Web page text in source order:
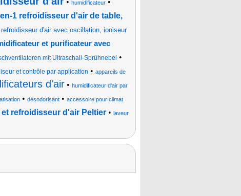
• humidificateur •
1 refroidisseur d'air de table,
refroidisseur d'air avec oscillation, ioniseur
et purificateur avec
mit Ultraschall-Sprühnebel •
et contrôle par application • appareils de
d'air • humidificateur d'air par
• désodorisant• accessoire pour climat
refroidisseur d'air Peltier • laveur